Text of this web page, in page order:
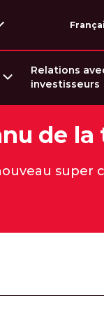
Relations
investisseurs
de
super